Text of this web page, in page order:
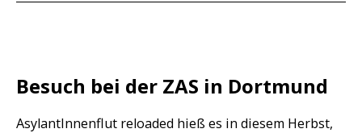
Besuch bei der ZAS in Dortmund
AsylantInnenflut reloaded hieß es in diesem Herbst,